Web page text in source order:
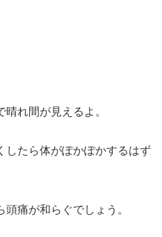
れ間が見えるよ。
したら体がぽかぽかするはず
痛が和らぐでしょう。